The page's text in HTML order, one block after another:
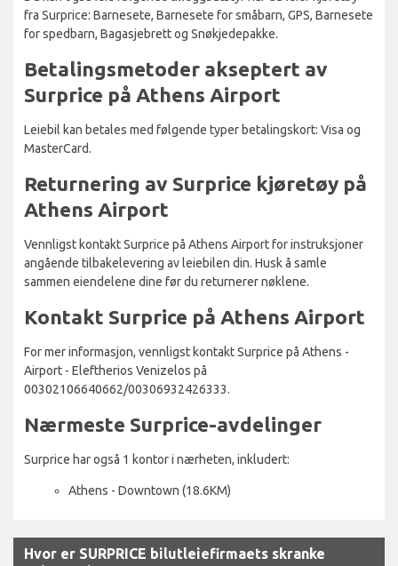
fra Surprice: Barnesete, Barnesete for småbarn, GPS, Barnesete
for spedbarn, Bagasjebrett og Snøkjedepakke.
Betalingsmetoder akseptert av
Surprice på Athens Airport
Leiebil kan betales med følgende typer betalingskort: Visa og
MasterCard.
Returnering av Surprice kjøretøy på
Athens Airport
Vennligst kontakt Surprice på Athens Airport for instruksjoner
angående tilbakelevering av leiebilen din. Husk å samle
sammen eiendelene dine før du returnerer nøklene.
Kontakt Surprice på Athens Airport
For mer informasjon, vennligst kontakt Surprice på Athens -
Airport - Eleftherios Venizelos på
00302106640662/00306932426333.
Nærmeste Surprice-avdelinger
Surprice har også 1 kontor i nærheten, inkludert:
Athens - Downtown (18.6KM)
Hvor er SURPRICE bilutleiefirmaets skranke